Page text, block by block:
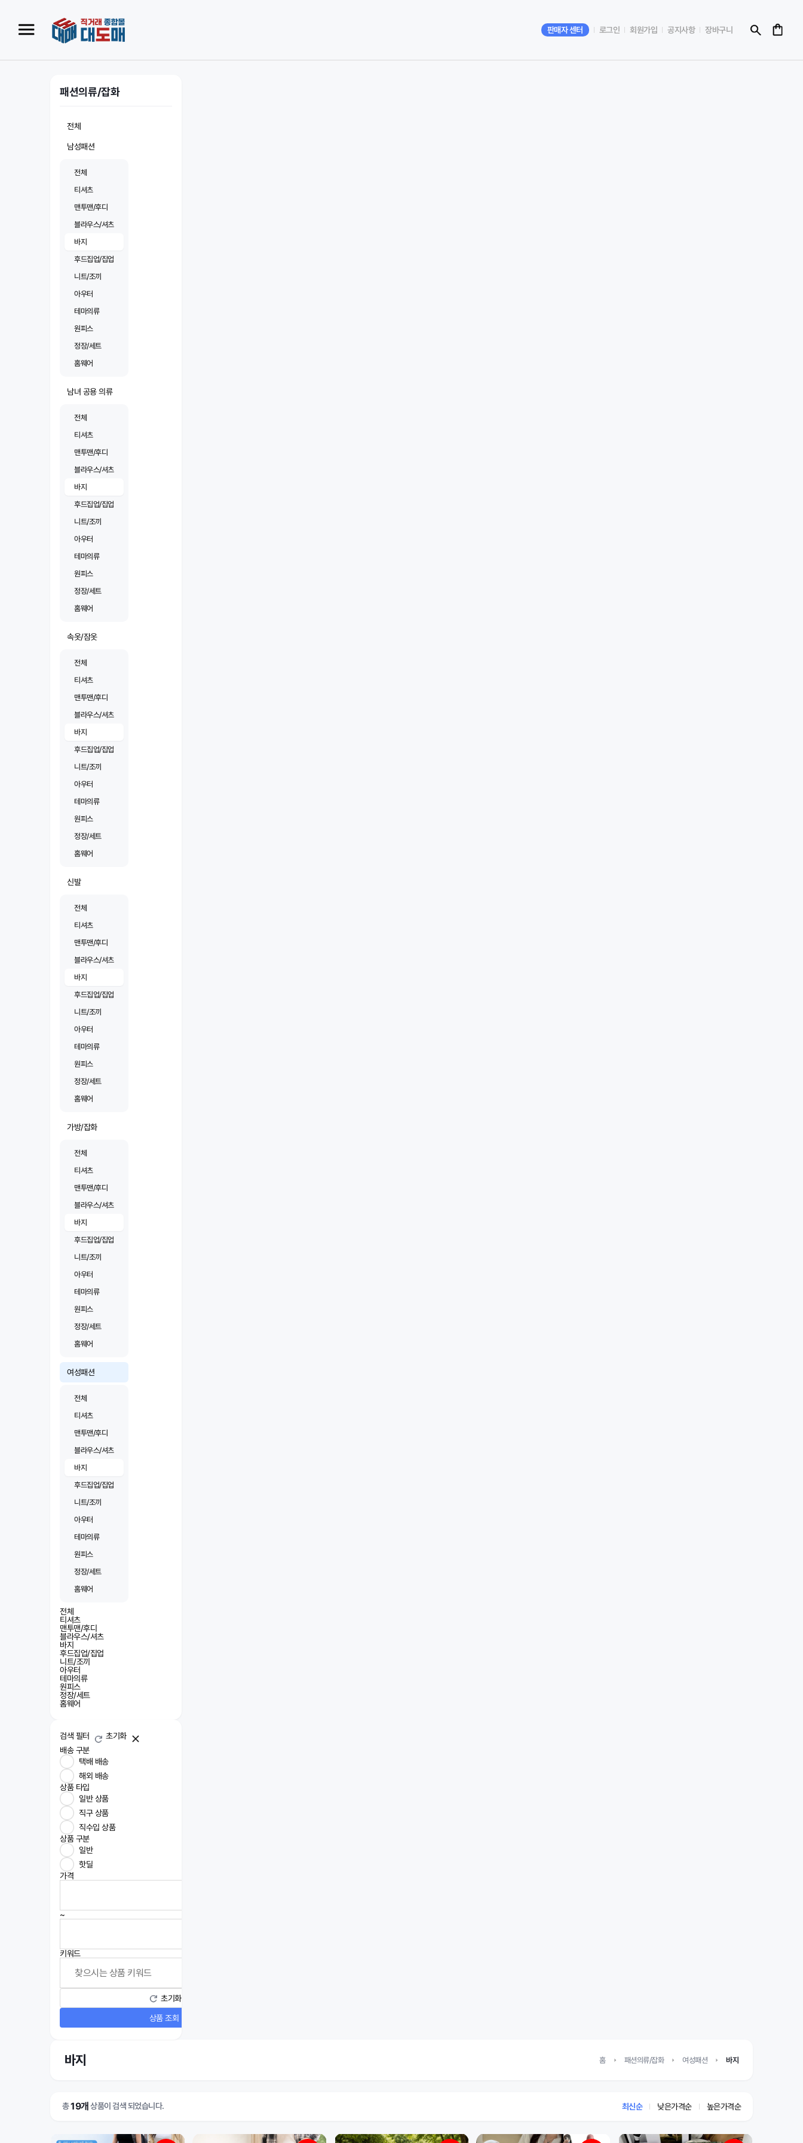
판매자 센터 로그인 회원가입 공지사항 장바구니
패션의류/잡화
전체
남성패션
전체
티셔츠
맨투맨/후디
블라우스/셔츠
바지
후드집업/집업
니트/조끼
아우터
테마의류
원피스
정장/세트
홈웨어
남녀 공용 의류
전체
티셔츠
맨투맨/후디
블라우스/셔츠
바지
후드집업/집업
니트/조끼
아우터
테마의류
원피스
정장/세트
홈웨어
속옷/잠옷
전체
티셔츠
맨투맨/후디
블라우스/셔츠
바지
후드집업/집업
니트/조끼
아우터
테마의류
원피스
정장/세트
홈웨어
신발
전체
티셔츠
맨투맨/후디
블라우스/셔츠
바지
후드집업/집업
니트/조끼
아우터
테마의류
원피스
정장/세트
홈웨어
가방/잡화
전체
티셔츠
맨투맨/후디
블라우스/셔츠
바지
후드집업/집업
니트/조끼
아우터
테마의류
원피스
정장/세트
홈웨어
여성패션
전체
티셔츠
맨투맨/후디
블라우스/셔츠
바지
후드집업/집업
니트/조끼
아우터
테마의류
원피스
정장/세트
홈웨어
전체
티셔츠
맨투맨/후디
블라우스/셔츠
바지
후드집업/집업
니트/조끼
아우터
테마의류
원피스
정장/세트
홈웨어
검색 필터
초기화
배송 구분
택배 배송
해외 배송
상품 타입
일반 상품
직구 상품
직수입 상품
상품 구분
일반
핫딜
가격
~
키워드
초기화
상품 조회
바지 홈 패션의류/잡화 여성패션 바지
총19개상품이 검색 되었습니다. 최신순 낮은가격순 높은가격순